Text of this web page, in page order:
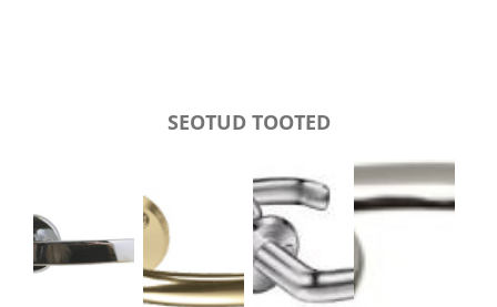
SEOTUD TOOTED